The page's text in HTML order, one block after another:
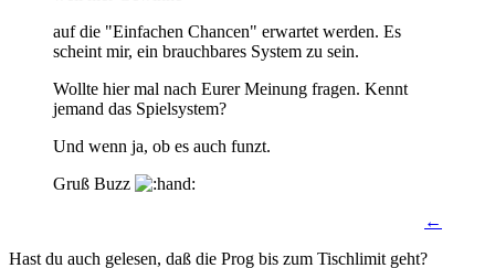
auf die "Einfachen Chancen" erwartet werden. Es
scheint mir, ein brauchbares System zu sein.
Wollte hier mal nach Eurer Meinung fragen. Kennt
jemand das Spielsystem?
Und wenn ja, ob es auch funzt.
Gruß Buzz
←
Hast du auch gelesen, daß die Prog bis zum Tischlimit geht?